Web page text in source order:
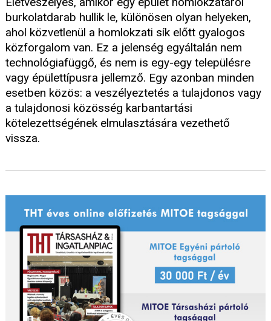
burkolatdarab hullik le, különösen olyan helyeken,
ahol közvetlenül a homlokzati sík előtt gyalogos
közforgalom van. Ez a jelenség egyáltalán nem
technológiafüggő, és nem is egy-egy településre
vagy épülettípusra jellemző. Egy azonban minden
esetben közös: a veszélyeztetés a tulajdonos vagy
a tulajdonosi közösség karbantartási
kötelezettségének elmulasztására vezethető
vissza.